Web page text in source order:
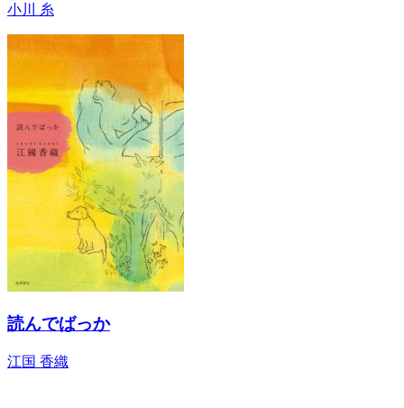
小川 糸
読んでばっか
江国 香織